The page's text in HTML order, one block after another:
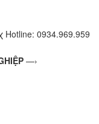
Hotline: 0934.969.959
—›